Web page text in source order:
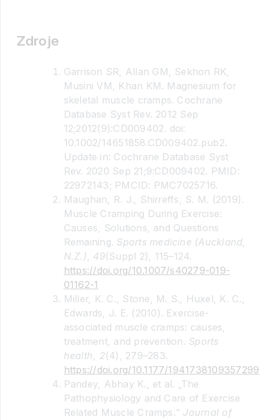
Zdroje
Garrison SR, Allan GM, Sekhon RK,
Musini VM, Khan KM. Magnesium for
skeletal muscle cramps. Cochrane
Database Syst Rev. 2012 Sep
12;2012(9):CD009402. doi:
10.1002/14651858.CD009402.pub2.
Update in: Cochrane Database Syst
Rev. 2020 Sep 21;9:CD009402. PMID:
22972143; PMCID: PMC7025716.
Maughan, R. J., Shirreffs, S. M. (2019).
Muscle Cramping During Exercise:
Causes, Solutions, and Questions
Remaining. Sports medicine (Auckland,
N.Z.) , 49(Suppl 2), 115–124.
https://doi.org/10.1007/s40279-019-
01162-1
Miller, K. C., Stone, M. S., Huxel, K. C.,
Edwards, J. E. (2010). Exercise-
associated muscle cramps: causes,
treatment, and prevention. Sports
health , 2(4), 279–283.
https://doi.org/10.1177/1941738109357299
Pandey, Abhay K., et al. „The
Pathophysiology and Care of Exercise
Related Muscle Cramps.“ Journal of